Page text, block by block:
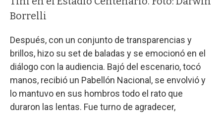
Borrelli
Después, con un conjunto de transparencias y
brillos, hizo su set de baladas y se emocionó en el
diálogo con la audiencia. Bajó del escenario, tocó
manos, recibió un Pabellón Nacional, se envolvió y
lo mantuvo en sus hombros todo el rato que
duraron las lentas. Fue turno de agradecer,